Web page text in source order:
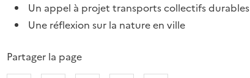
Un appel à projet transports collectifs durables
Une réflexion sur la nature en ville
Partager la page